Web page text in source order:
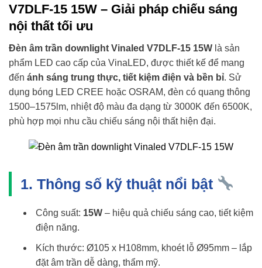
V7DLF-15 15W – Giải pháp chiếu sáng
nội thất tối ưu
Đèn âm trần downlight Vinaled V7DLF-15 15W là sản
phẩm LED cao cấp của VinaLED, được thiết kế để mang
đến ánh sáng trung thực, tiết kiệm điện và bền bỉ. Sử
dụng bóng LED CREE hoặc OSRAM, đèn có quang thông
1500–1575lm, nhiệt độ màu đa dạng từ 3000K đến 6500K,
phù hợp mọi nhu cầu chiếu sáng nội thất hiện đại.
1. Thông số kỹ thuật nổi bật
Công suất: 15W– hiệu quả chiếu sáng cao, tiết kiệm
điện năng.
Kích thước: Ø105 x H108mm, khoét lỗ Ø95mm – lắp
đặt âm trần dễ dàng, thẩm mỹ.